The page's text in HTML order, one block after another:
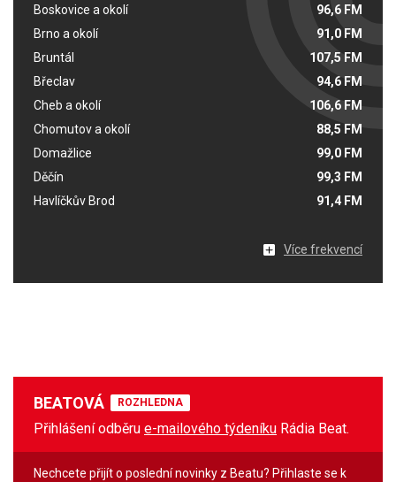
Boskovice a okolí
96,6 FM
Brno a okolí
91,0 FM
Bruntál
107,5 FM
Břeclav
94,6 FM
Cheb a okolí
106,6 FM
Chomutov a okolí
88,5 FM
Domažlice
99,0 FM
Děčín
99,3 FM
Havlíčkův Brod
91,4 FM
Více frekvencí
BEATOVÁ ROZHLEDNA
Přihlášení odběru e-mailového týdeníku Rádia Beat.
Nechcete přijít o poslední novinky z Beatu? Přihlaste se k